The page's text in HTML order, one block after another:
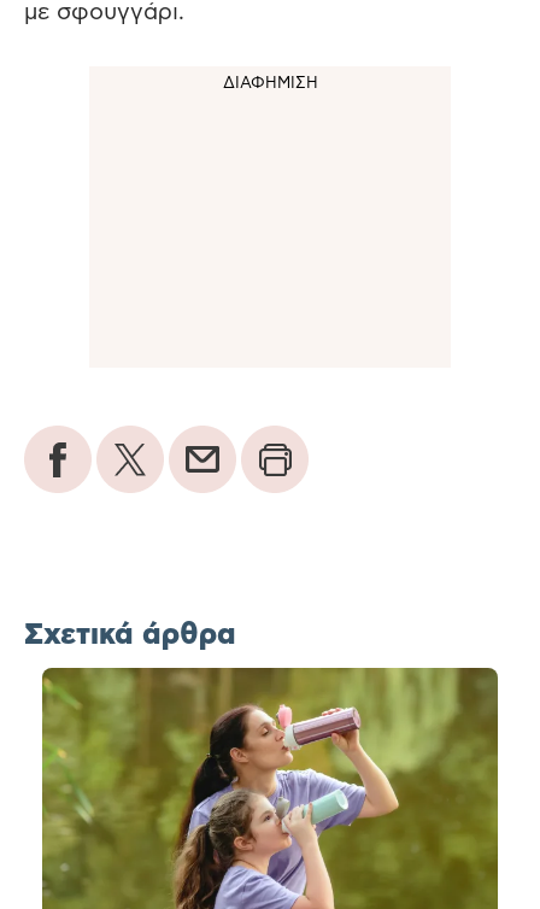
με σφουγγάρι.
Σχετικά άρθρα